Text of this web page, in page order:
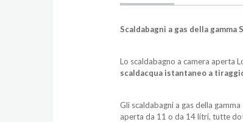
Scaldabagni a gas della
Lo scaldabagno a camera aperta
scaldacqua istantaneo a
Gli scaldabagni a gasdella
aperta da 11 o da 14 litri, tutte